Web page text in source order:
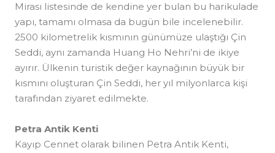
Mirası listesinde de kendine yer bulan bu harikulade
yapı, tamamı olmasa da bugün bile incelenebilir.
2500 kilometrelik kısmının günümüze ulaştığı Çin
Seddi, aynı zamanda Huang Ho Nehri’ni de ikiye
ayırır. Ülkenin turistik değer kaynağının büyük bir
kısmını oluşturan Çin Seddi, her yıl milyonlarca kişi
tarafından ziyaret edilmekte.
Petra Antik Kenti
Kayıp Cennet olarak bilinen Petra Antik Kenti,